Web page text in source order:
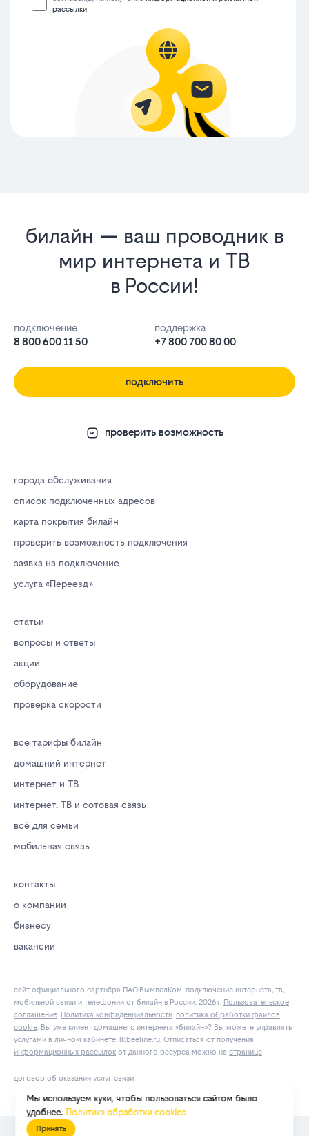
рассылки
билайн — ваш проводник в
мир интернета и ТВ
в России!
подключение
8 800 600 11 50
поддержка
+7 800 700 80 00
подключить
проверить возможность
города обслуживания
список подключенных адресов
карта покрытия билайн
проверить возможность подключения
заявка на подключение
услуга «Переезд»
статьи
вопросы и ответы
акции
оборудование
проверка скорости
все тарифы билайн
домашний интернет
интернет и ТВ
интернет, ТВ и сотовая связь
всё для семьи
мобильная связь
контакты
о компании
бизнесу
вакансии
сайт официального партнёра ПАО ВымпелКом. подключение интернета, тв,
мобильной связи и телефонии от билайн в России. 2026 г. Пользовательское
соглашение. Политика конфиденциальности. политика обработки файлов
cookie. Вы уже клиент домашнего интернета «билайн»? Вы можете управлять
услугами в личнoм кaбинeтe:
lk.bееlinе.ru. Отписаться от получения
информационных рассылок от данного ресурса можно на странице
договор об оказании услуг связи
Мы используем куки, чтобы пользоваться сайтом было
удобнее. Политика обработки cookies
Принять